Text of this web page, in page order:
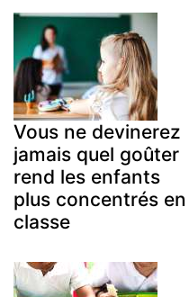
Vous ne devinerez
jamais quel goûter
rend les enfants
plus concentrés en
classe